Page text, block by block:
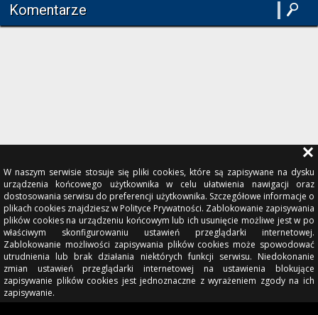
Komentarze
W naszym serwisie stosuje się pliki cookies, które są zapisywane na dysku
urządzenia końcowego użytkownika w celu ułatwienia nawigacji oraz
dostosowania serwisu do preferencji użytkownika. Szczegółowe informacje o
plikach cookies znajdziesz w Polityce Prywatności. Zablokowanie zapisywania
plików cookies na urządzeniu końcowym lub ich usunięcie możliwe jest w po
właściwym skonfigurowaniu ustawień przeglądarki internetowej.
Zablokowanie możliwości zapisywania plików cookies może spowodować
utrudnienia lub brak działania niektórych funkcji serwisu. Niedokonanie
zmian ustawień przeglądarki internetowej na ustawienia blokujące
zapisywanie plików cookies jest jednoznaczne z wyrażeniem zgody na ich
zapisywanie.